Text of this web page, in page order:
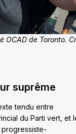
OCAD de Toronto.
suprême
tendu entre
du Parti vert, et